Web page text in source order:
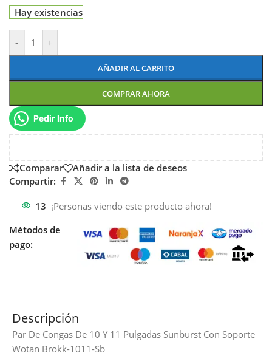
Hay existencias
- +
AÑADIR AL CARRITO
COMPRAR AHORA
Pedir Info
Comparar
Añadir a la lista de deseos
Compartir:
13 ¡Personas viendo este producto ahora!
Métodos de
pago:
Descripción
Par De Congas De 10 Y 11 Pulgadas Sunburst Con Soporte
Wotan Brokk-1011-Sb